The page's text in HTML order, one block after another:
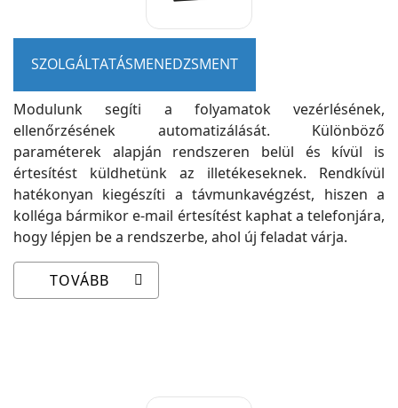
SZOLGÁLTATÁSMENEDZSMENT
Modulunk segíti a folyamatok vezérlésének,
ellenőrzésének automatizálását. Különböző
paraméterek alapján rendszeren belül és kívül is
értesítést küldhetünk az illetékeseknek. Rendkívül
hatékonyan kiegészíti a távmunkavégzést, hiszen a
kolléga bármikor e-mail értesítést kaphat a telefonjára,
hogy lépjen be a rendszerbe, ahol új feladat várja.
TOVÁBB